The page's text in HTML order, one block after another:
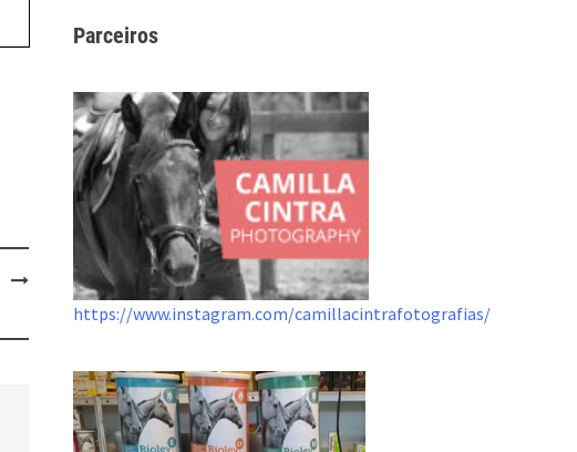
Parceiros
https://www.instagram.com/camillacintrafotografias/